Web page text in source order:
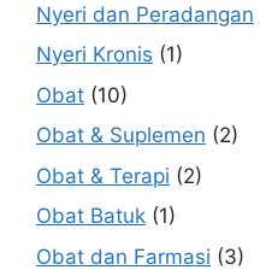
Nyeri dan Peradangan
Nyeri Kronis (1)
Obat (10)
Obat & Suplemen (2)
Obat & Terapi (2)
Obat Batuk (1)
Obat dan Farmasi (3)